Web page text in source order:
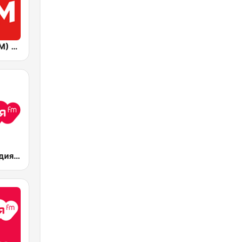
Хіт FM (Hit FM) - Best
Радио Мелодия (Radio Melodia)